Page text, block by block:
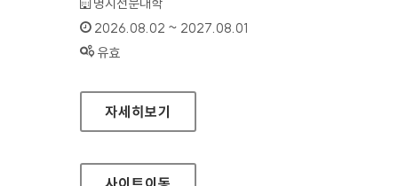
인증기간 :
2026.08.02 ~ 2027.08.01
상태 :
유효
명지전문대학
자세히보기